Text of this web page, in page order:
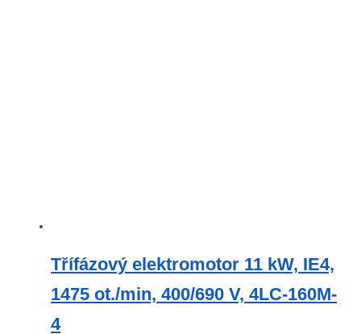
Třífázový elektromotor 11 kW, IE4,
1475 ot./min, 400/690 V, 4LC-160M-
4